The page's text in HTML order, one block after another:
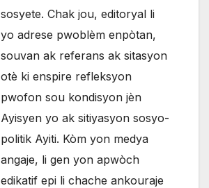
sosyete. Chak jou, editoryal li
yo adrese pwoblèm enpòtan,
souvan ak referans ak sitasyon
otè ki enspire refleksyon
pwofon sou kondisyon jèn
Ayisyen yo ak sitiyasyon sosyo-
politik Ayiti. Kòm yon medya
angaje, li gen yon apwòch
edikatif epi li chache ankouraje